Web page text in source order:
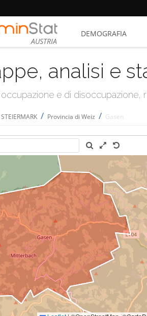
AUSTRIA
DEMOGRAFIA
analisi e
occupazione e di
STEIERMARK / Provincia di Weiz / Gasen